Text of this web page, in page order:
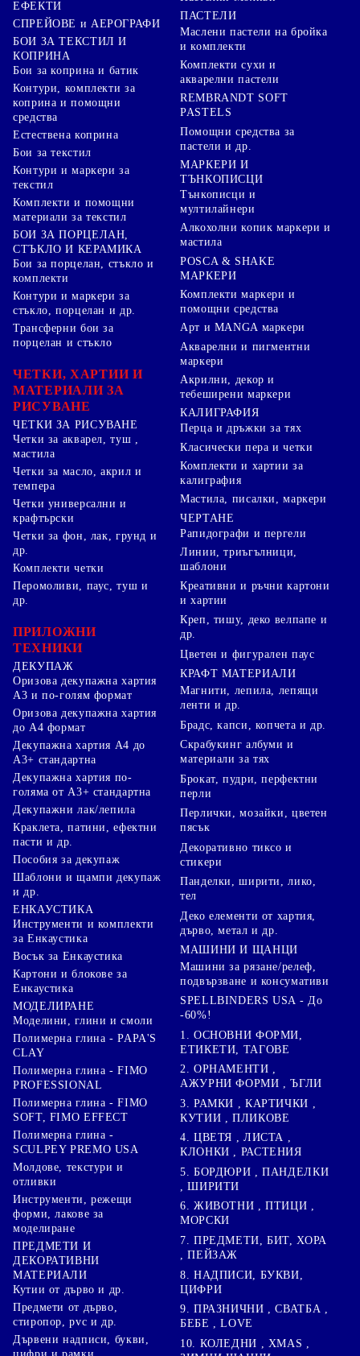
ЕФЕКТИ
СПРЕЙОВЕ и АЕРОГРАФИ
БОИ ЗА ТЕКСТИЛ И
КОПРИНА
Бои за коприна и батик
Контури, комплекти за
коприна и помощни
средства
Естествена коприна
Бои за текстил
Контури и маркери за
текстил
Комплекти и помощни
материали за текстил
БОИ ЗА ПОРЦЕЛАН,
СТЪКЛО И КЕРАМИКА
Бои за порцелан, стъкло и
комплекти
Контури и маркери за
стъкло, порцелан и др.
Трансферни бои за
порцелан и стъкло
ЧЕТКИ, ХАРТИИ И
МАТЕРИАЛИ ЗА
РИСУВАНЕ
ЧЕТКИ ЗА РИСУВАНЕ
Четки за акварел, туш ,
мастила
Четки за масло, акрил и
темпера
Четки универсални и
крафтърски
Четки за фон, лак, грунд и
др.
Комплекти четки
ПАСТЕЛИ
Маслени пастели на бройка
и комплекти
Комплекти сухи и
акварелни пастели
REMBRANDT SOFT
PASTELS
Помощни средства за
пастели и др.
МАРКЕРИ И
ТЪНКОПИСЦИ
Тънкописци и
мултилайнери
Алкохолни копик маркери и
мастила
POSCA & SHAKE
МАРКЕРИ
Комплекти маркери и
помощни средства
Арт и MANGA маркери
Акварелни и пигментни
маркери
Акрилни, декор и
тебеширени маркери
КАЛИГРАФИЯ
Перца и дръжки за тях
Класически пера и четки
Комплекти и хартии за
калиграфия
Мастила, писалки, маркери
ЧЕРТАНЕ
Рапидографи и пергели
Линии, триъгълници,
шаблони
Перомоливи, паус, туш и
др.
ПРИЛОЖНИ
ТЕХНИКИ
ДЕКУПАЖ
Оризова декупажна хартия
А3 и по-голям формат
Оризова декупажна хартия
до А4 формат
Декупажна хартия А4 до
А3+ стандартна
Декупажна хартия по-
голяма от А3+ стандартна
Декупажни лак/лепила
Краклета, патини, ефектни
пасти и др.
Пособия за декупаж
Шаблони и щампи декупаж
и др.
ЕНКАУСТИКА
Инструменти и комплекти
за Енкаустика
Восък за Енкаустика
Картони и блокове за
Енкаустика
МОДЕЛИРАНЕ
Моделини, глини и смоли
Полимерна глина - PAPA'S
CLAY
Полимерна глина - FIMO
PROFESSIONAL
Полимерна глина - FIMO
SOFT, FIMO EFFECT
Полимерна глина -
SCULPEY PREMO USA
Молдове, текстури и
отливки
Инструменти, режещи
форми, лакове за
моделиране
ПРЕДМЕТИ И
ДЕКОРАТИВНИ
МАТЕРИАЛИ
Кутии от дърво и др.
Предмети от дърво,
стиропор, pvc и др.
Дървени надписи, букви,
Креативни и ръчни картони
и хартии
Креп, тишу, деко велпапе и
др.
Цветен и фигурален паус
КРАФТ МАТЕРИАЛИ
Магнити, лепила, лепящи
ленти и др.
Брадс, капси, копчета и др.
Скрабукинг албуми и
материали за тях
Брокат, пудри, перфектни
перли
Перлички, мозайки, цветен
пясък
Декоративно тиксо и
стикери
Панделки, ширити, лико,
тел
Деко елементи от хартия,
дърво, метал и др.
МАШИНИ И ЩАНЦИ
Машини за рязане/релеф,
подвързване и консумативи
SPELLBINDERS USA - До
-60%!
1. ОСНОВНИ ФОРМИ,
ЕТИКЕТИ, ТАГОВЕ
2. ОРНАМЕНТИ ,
АЖУРНИ ФОРМИ , ЪГЛИ
3. РАМКИ , КАРТИЧКИ ,
КУТИИ , ПЛИКОВЕ
4. ЦВЕТЯ , ЛИСТА ,
КЛОНКИ , РАСТЕНИЯ
5. БОРДЮРИ , ПАНДЕЛКИ
, ШИРИТИ
6. ЖИВОТНИ , ПТИЦИ ,
МОРСКИ
7. ПРЕДМЕТИ, БИТ, ХОРА
, ПЕЙЗАЖ
8. НАДПИСИ, БУКВИ,
ЦИФРИ
9. ПРАЗНИЧНИ , СВАТБА ,
БЕБЕ , LOVE
10. КОЛЕДНИ , XMAS ,